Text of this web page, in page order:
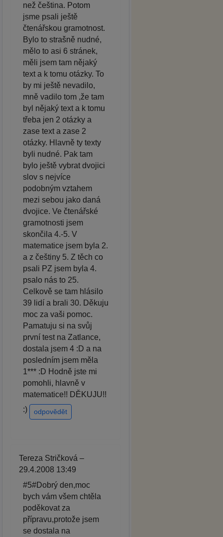
než čeština. Potom
jsme psali ještě
čtenářskou gramotnost.
Bylo to strašně nudné,
mělo to asi 6 stránek,
měli jsem tam nějaký
text a k tomu otázky. To
by mi ještě nevadilo,
mně vadilo tom ,že tam
byl nějaký text a k tomu
třeba jen 2 otázky a
zase text a zase 2
otázky. Hlavně ty texty
byli nudné. Pak tam
bylo ještě vybrat dvojici
slov s nejvíce
podobným vztahem
mezi sebou jako daná
dvojice. Ve čtenářské
gramotnosti jsem
skončila 4.-5. V
matematice jsem byla 2.
a z češtiny 5. Z těch co
psali PZ jsem byla 4.
psalo nás to 25.
Celkově se tam hlásilo
39 lidí a brali 30. Děkuju
moc za vaši pomoc.
Pamatuju si na svůj
první test na Zatlance,
dostala jsem 4 :D a na
posledním jsem měla
1*** :D Hodně jste mi
pomohli, hlavně v
matematice!! DĚKUJU!!
:)
odpovědět
Tereza Stričková –
29.4.2008 13:49
#5#Dobrý den,moc
bych vám všem chtěla
poděkovat za
přípravu,protože jsem
se dostala na